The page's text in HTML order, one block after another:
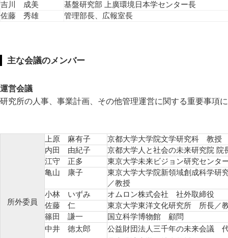
吉川 成美
基盤研究部 上廣環境日本学センター長
佐藤 秀雄
管理部長、広報室長
主な会議のメンバー
運営会議
研究所の人事、事業計画、その他管理運営に関する重要事項
所外委員
上原 麻有子
京都大学大学院文学研究科 教授
内田 由紀子
京都大学人と社会の未来研究院 院
江守 正多
東京大学未来ビジョン研究セン
亀山 康子
東京大学大学院新領域創成科学研
／教授
小林 いずみ
オムロン株式会社 社外取締役
佐藤 仁
東京大学東洋文化研究所 所長／
篠田 謙一
国立科学博物館 顧問
中井 徳太郎
公益財団法人三千年の未来会議